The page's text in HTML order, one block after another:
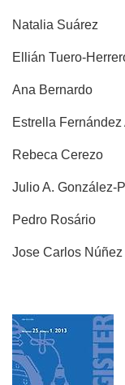
Natalia Suárez
Ellián Tuero-
Ana Bernardo
Estrella Fernández
Rebeca Cerezo
Julio A. González-
Pedro Rosário
Jose Carlos Núñez